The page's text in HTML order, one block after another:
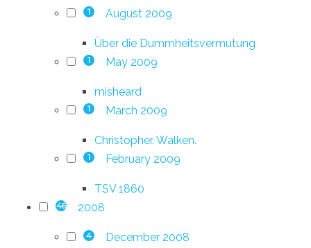
1 August 2009
Über die Dummheitsvermutung
1 May 2009
misheard
1 March 2009
Christopher. Walken.
1 February 2009
TSV 1860
46 2008
4 December 2008